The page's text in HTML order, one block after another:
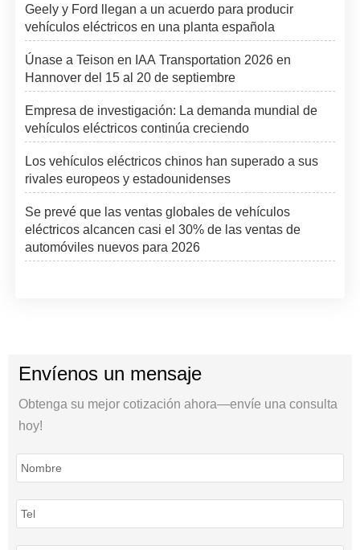
Geely y Ford llegan a un acuerdo para producir
vehículos eléctricos en una planta española
Únase a Teison en IAA Transportation 2026 en
Hannover del 15 al 20 de septiembre
Empresa de investigación: La demanda mundial de
vehículos eléctricos continúa creciendo
Los vehículos eléctricos chinos han superado a sus
rivales europeos y estadounidenses
Se prevé que las ventas globales de vehículos
eléctricos alcancen casi el 30% de las ventas de
automóviles nuevos para 2026
Envíenos un mensaje
Obtenga su mejor cotización ahora—envíe una consulta
hoy!